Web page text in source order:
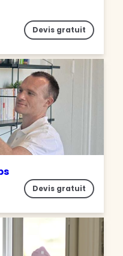
Devis gratuit
Devis gratuit